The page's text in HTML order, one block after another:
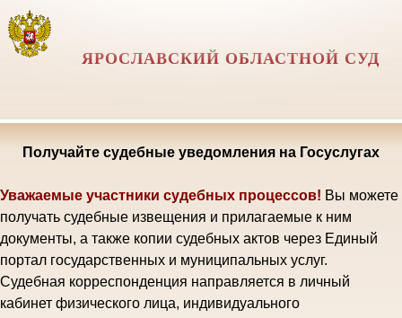
ЯРОСЛАВСКИЙ ОБЛАСТНОЙ СУД
Получайте судебные уведомления на Госуслугах
Уважаемые участники судебных процессов! Вы можете
получать судебные извещения и прилагаемые к ним
документы, а также копии судебных актов через Единый
портал государственных и муниципальных услуг.
Судебная корреспонденция направляется в личный
кабинет физического лица, индивидуального